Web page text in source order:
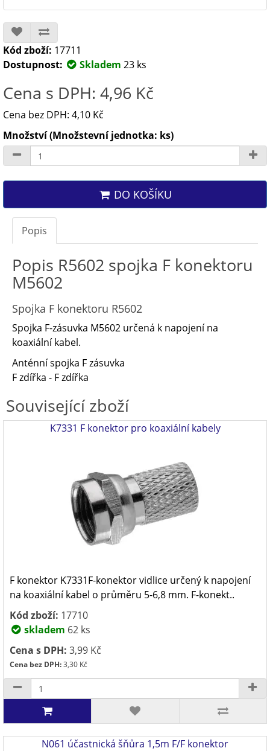
Kód zboží: 17711
Dostupnost:
Skladem 23 ks
Cena s DPH: 4,96 Kč
Cena bez DPH: 4,10 Kč
Množství (Množstevní jednotka: ks)
DO KOŠÍKU
Popis
Popis R5602 spojka F konektoru
M5602
Spojka F konektoru R5602
Spojka F-zásuvka M5602 určená k napojení na
koaxiální kabel.
Anténní spojka F zásuvka
F zdířka - F zdířka
Související zboží
K7331 F konektor pro koaxiální kabely
F konektor K7331F-konektor vidlice určený k napojení
na koaxiální kabel o průměru 5-6,8 mm. F-konekt..
Kód zboží: 17710
skladem 62 ks
Cena s DPH: 3,99 Kč
Cena bez DPH:3,30 Kč
N061 účastnická šňůra 1,5m F/F konektor